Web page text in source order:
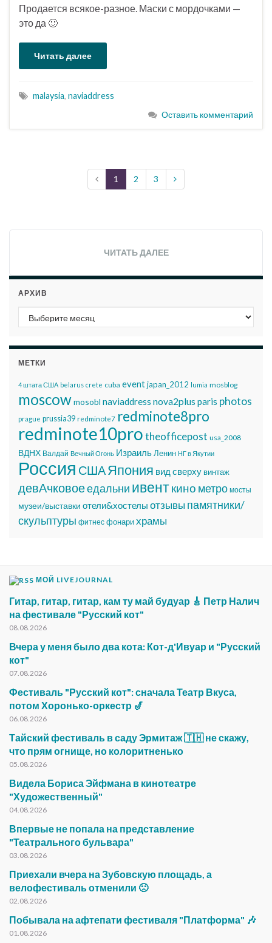
Продается всякое-разное. Маски с мордочками —
это да 🙂
Читать далее
malaysia, naviaddress
Оставить комментарий
1 2 3
ЧИТАТЬ ДАЛЕЕ
АРХИВ
Архив
МЕТКИ
4 штата США belarus crete cuba eventjapan_2012 lumia mosblog
moscowmosobl naviaddress nova2plus paris photos
prague prussia39 redminote7 redminote8pro
redminote10protheofficepost usa_2008
ВДНХ Валдай Вечный Огонь Израиль Ленин НГ в Якутии
Россия СШАЯпония вид сверху винтаж
девАчковоеедальни ивенткино метро мосты
музеи/выставки отели&хостелы отзывы памятники/
скульптуры фитнес фонарихрамы
МОЙ LIVEJOURNAL
Гитар, гитар, гитар, кам ту май будуар 🎸 Петр Налич
на фестивале "Русский кот"
08.08.2026
Вчера у меня было два кота: Кот-д'Ивуар и "Русский
кот"
07.08.2026
Фестиваль "Русский кот": сначала Театр Вкуса,
потом Хоронько-оркестр 🎷
06.08.2026
Тайский фестиваль в саду Эрмитаж 🇹🇭 не скажу,
что прям огнище, но колоритненько
05.08.2026
Видела Бориса Эйфмана в кинотеатре
"Художественный"
04.08.2026
Впервые не попала на представление
"Театрального бульвара"
03.08.2026
Приехали вчера на Зубовскую площадь, а
велофестиваль отменили 🙁
02.08.2026
Побывала на афтепати фестиваля "Платформа" 🎶
01.08.2026